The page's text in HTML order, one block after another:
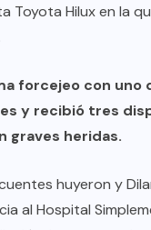
Toyota Hilux en la
forcejeo con uno
y recibió tres
graves heridas.
huyeron y
al Hospital